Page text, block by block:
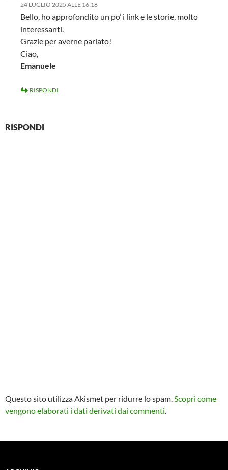
24 LUGLIO 2025 ALLE 16:18
Bello, ho approfondito un po’ i link e le storie, molto
interessanti.
Grazie per averne parlato!
Ciao,
Emanuele
RISPONDI
RISPONDI
Questo sito utilizza Akismet per ridurre lo spam.Scopri come
vengono elaborati i dati derivati dai commenti.